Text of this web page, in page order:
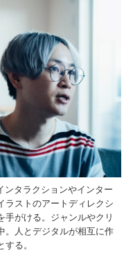
タラクションやインター
ラストのアートディレクシ
手がける。ジャンルやクリ
。人とデジタルが相互に作
る。